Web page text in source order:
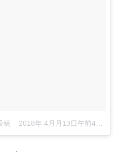
稿 – 2018年 4月月13日午前4時25分PDT